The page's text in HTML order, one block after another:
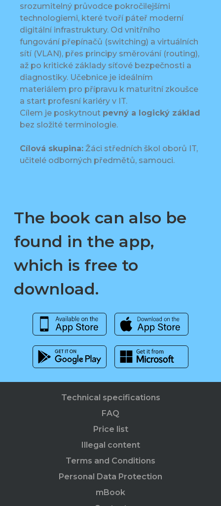
srozumitelný průvodce pokročilejšími
technologiemi, které tvoří páteř moderní
digitální infrastruktury. Od vnitřního
fungování přepínačů (switching) a virtuálních
sítí (VLAN), přes principy směrování (routing),
až po kritické základy síťové bezpečnosti a
diagnostiky. Učebnice je ideálním
materiálem pro přípravu k maturitní zkoušce
a start profesní kariéry v IT.
Cílem je poskytnout pevný a logický základ
bez složité terminologie.
Cílová skupina: Žáci středních škol oborů IT,
učitelé odborných předmětů, samouci.
The book can also be
found in the app,
which is free to
download.
Technical specifications
FAQ
Price list
Illegal content
Terms and Conditions
Personal Data Protection
mBook